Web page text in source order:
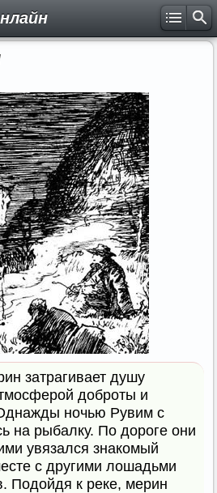
затрагивает душу
доброты и
ночью Рувим с
на рыбалку. По дороге они
увязался знакомый
с другими лошадьми
Подойдя к реке, мерин